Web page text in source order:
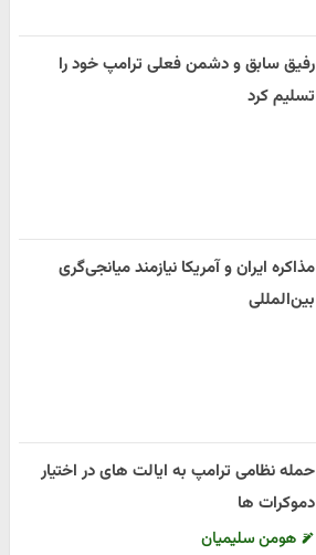
رفیق سابق و دشمن فعلی ترامپ خود را
تسلیم کرد
مذاکره ایران و آمریکا نیازمند میانجی‌گری
بین‌المللی
حمله نظامی ترامپ به ایالت های در اختیار
دموکرات ها
هومن سلیمیان